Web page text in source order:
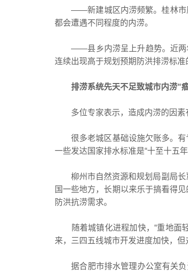
——新建城区内涝频繁。桂林市雁
都会遭遇不同程度的内涝。
——县乡内涝呈上升趋势。近两年
连续出现高于规划预期防洪排涝标准
排涝系统先天不足致城市内涝“
多位专家表示，造成内涝的因素
很多老城区基础设施欠账多。有专
一些发达国家排水标准是“十至十五年
柳州市自然资源和规划局副局长
国一些地方，长期以来乐于搞看得
防洪抗涝需求。
随着城镇化进程加快，“重地面轻
来，三四五线城市开发进度加快，
据合肥市排水管理办公室有关负